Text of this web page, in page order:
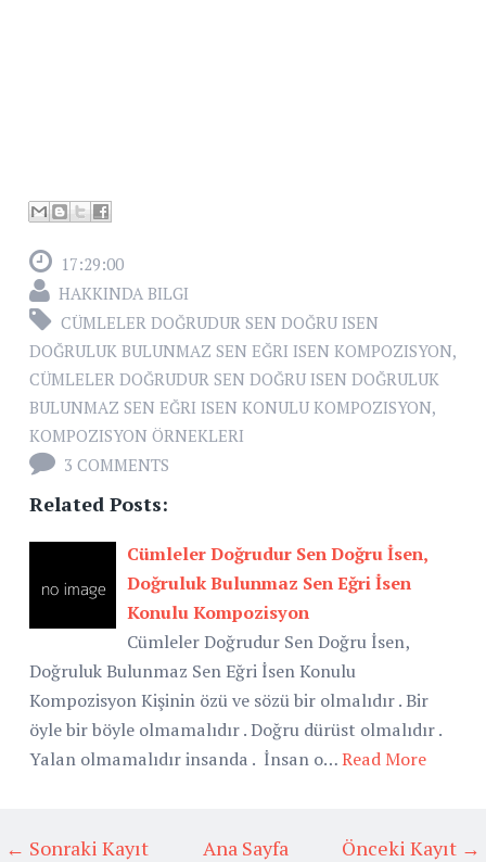
17:29:00
HAKKINDA BILGI
CÜMLELER DOĞRUDUR SEN DOĞRU ISEN
DOĞRULUK BULUNMAZ SEN EĞRI ISEN KOMPOZISYON,
CÜMLELER DOĞRUDUR SEN DOĞRU ISEN DOĞRULUK
BULUNMAZ SEN EĞRI ISEN KONULU KOMPOZISYON,
KOMPOZISYON ÖRNEKLERI
3 COMMENTS
Related Posts:
Cümleler Doğrudur Sen Doğru İsen,
Doğruluk Bulunmaz Sen Eğri İsen
Konulu Kompozisyon
Cümleler Doğrudur Sen Doğru İsen,
Doğruluk Bulunmaz Sen Eğri İsen Konulu
Kompozisyon Kişinin özü ve sözü bir olmalıdır . Bir
öyle bir böyle olmamalıdır . Doğru dürüst olmalıdır .
Yalan olmamalıdır insanda . İnsan o…Read More
← Sonraki Kayıt Önceki Kayıt →
Ana Sayfa